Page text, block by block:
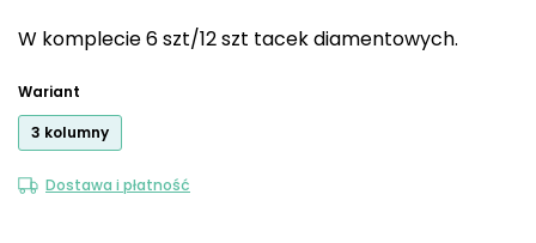
W komplecie 6 szt/12 szt tacek diamentowych.
Wariant
3 kolumny
Dostawa i płatność
gwiazdek.